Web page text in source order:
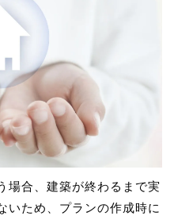
場合、建築が終わるまで実
いため、プランの作成時に